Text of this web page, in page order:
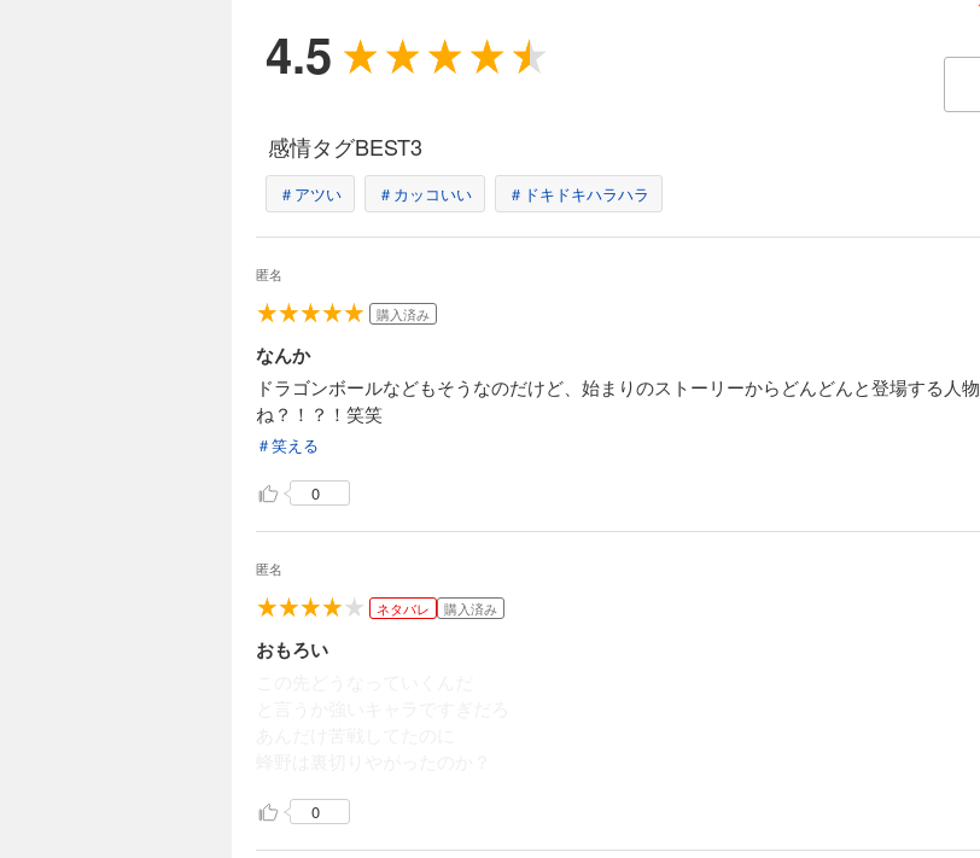
4.5
感情タグBEST3
＃アツい ＃カッコいい ＃ドキドキハラハラ
匿名
購入済み
なんか
ドラゴンボールなどもそうなのだけど、始まりのストーリーからどんどんと登場する人
ね？！？！笑笑
＃笑える
0
匿名
ネタバレ 購入済み
おもろい
0